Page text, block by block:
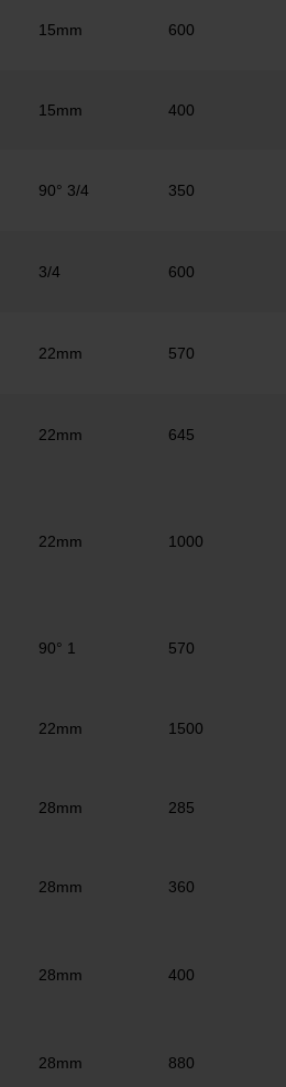
15mm 600
15mm 400
90° 3/4 350
3/4 600
22mm 570
22mm 645
22mm 1000
90° 1 570
22mm 1500
28mm 285
28mm 360
28mm 400
28mm 880